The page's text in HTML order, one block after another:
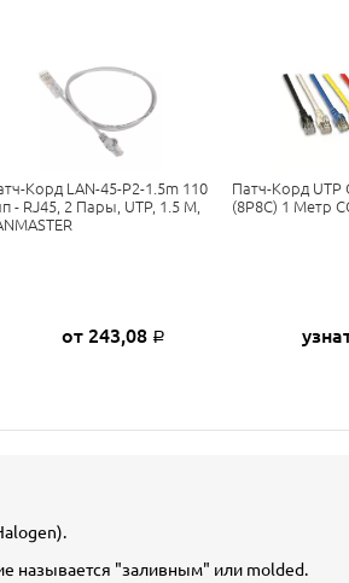
Корд LAN-45-P2-1.5m 110
- RJ45, 2 Пары, UTP, 1.5 М,
от 243,08 Р
Патч-Корд UTP
(8P8C) 1 Метр
называется "заливным" или molded.